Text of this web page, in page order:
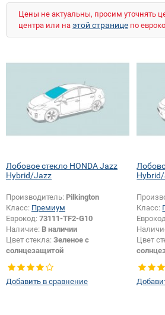
Цены не актуальны, просим уточнять
центра или на этой странице по
Лобовое стекло HONDA Jazz
Hybrid/Jazz
Производитель: Pilkington
Класс: Премиум
Еврокод: 73111-TF2-G10
Наличие: В наличии
Цвет стекла: Зеленое с
солнцезащитой
Появление или изменение
шелкографии:Да
Добавить в сравнение
Класс:
Цвет